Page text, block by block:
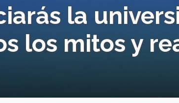
la
los mitos y